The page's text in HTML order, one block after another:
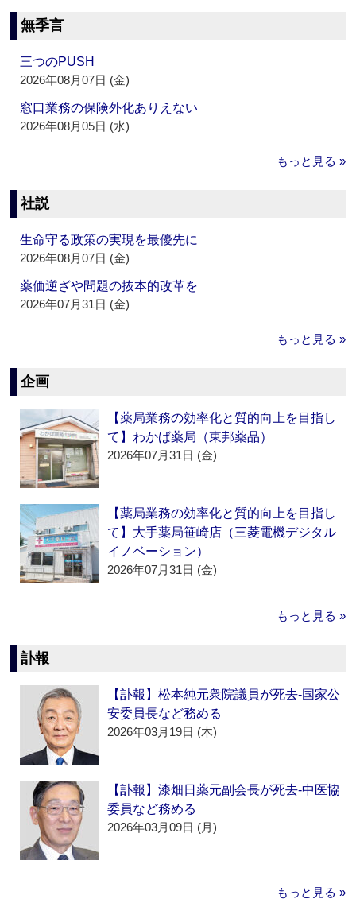
無季言
三つのPUSH
2026年08月07日 (金)
窓口業務の保険外化ありえない
2026年08月05日 (水)
もっと見る »
社説
生命守る政策の実現を最優先に
2026年08月07日 (金)
薬価逆ざや問題の抜本的改革を
2026年07月31日 (金)
もっと見る »
企画
【薬局業務の効率化と質的向上を目指し
て】わかば薬局（東邦薬品）
2026年07月31日 (金)
【薬局業務の効率化と質的向上を目指し
て】大手薬局笹崎店（三菱電機デジタル
イノベーション）
2026年07月31日 (金)
もっと見る »
訃報
【訃報】松本純元衆院議員が死去‐国家公
安委員長など務める
2026年03月19日 (木)
【訃報】漆畑日薬元副会長が死去‐中医協
委員など務める
2026年03月09日 (月)
もっと見る »